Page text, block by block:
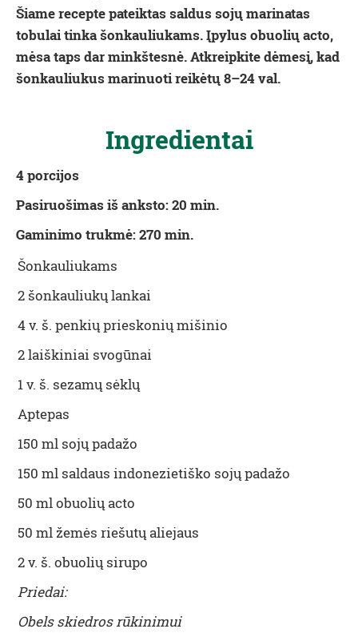
Šiame recepte pateiktas saldus sojų marinatas
tobulai tinka šonkauliukams. Įpylus obuolių acto,
mėsa taps dar minkštesnė. Atkreipkite dėmesį, kad
šonkauliukus marinuoti reikėtų 8–24 val.
Ingredientai
4 porcijos
Pasiruošimas iš anksto: 20 min.
Gaminimo trukmė: 270 min.
Šonkauliukams
2 šonkauliukų lankai
4 v. š. penkių prieskonių mišinio
2 laiškiniai svogūnai
1 v. š. sezamų sėklų
Aptepas
150 ml sojų padažo
150 ml saldaus indonezietiško sojų padažo
50 ml obuolių acto
50 ml žemės riešutų aliejaus
2 v. š. obuolių sirupo
Priedai:
Obels skiedros rūkinimui